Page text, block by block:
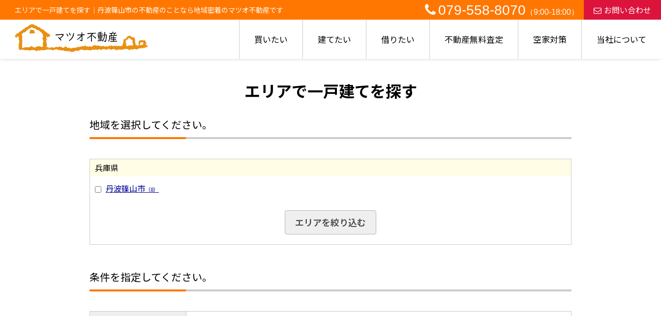
エリアで一戸建てを探す｜丹波篠山市の不動産のことなら地域密着のマツオ不動産です 079-558-8070 （9:00-18:00） お問い合わせ
買いたい 建てたい 借りたい 不動産無料査定 空家対策 当社について
エリアで一戸建てを探す
地域を選択してください。
兵庫県
丹波篠山市 （8）
エリアを絞り込む
条件を指定してください。